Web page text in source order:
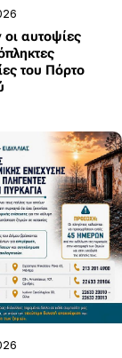
οι αυτοψίες
του Πόρτο